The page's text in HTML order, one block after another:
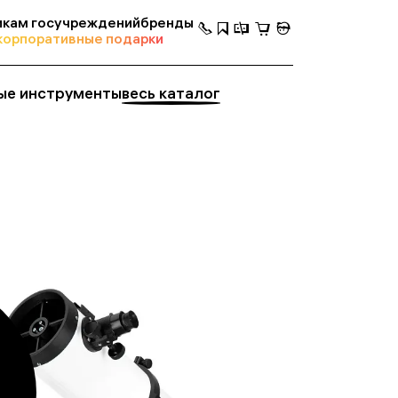
госучрежденийбренды
подарки
инструментывесь каталог